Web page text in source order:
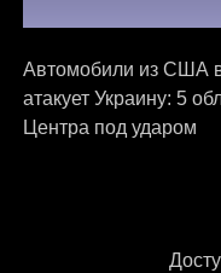
Связаться с
Автомобили из США
атакует Украину: 5
Центра под ударом